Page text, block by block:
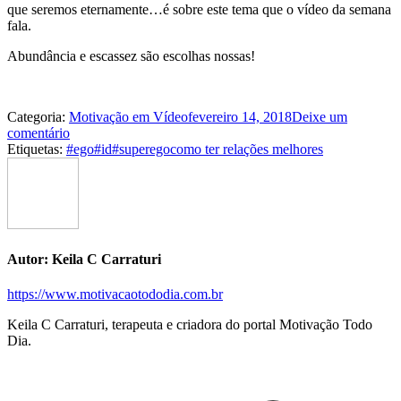
que seremos eternamente…é sobre este tema que o vídeo da semana
fala.
Abundância e escassez são escolhas nossas!
Categoria: Motivação em Vídeofevereiro 14, 2018Deixe um
comentário
Etiquetas: #ego#id#superegocomo ter relações melhores
Autor: Keila C Carraturi
https://www.motivacaotododia.com.br
Keila C Carraturi, terapeuta e criadora do portal Motivação Todo
Dia.